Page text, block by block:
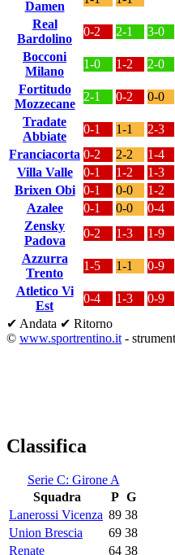
Damen
Real
Bardolino
0-2 2-1 3-0
Bocconi
Milano
1-0 1-2 2-0
Fortitudo
Mozzecane
2-1 0-2 0-0
Tradate
Abbiate
0-1 1-1 2-3
Franciacorta 0-2 2-2 1-4
Villa Valle
0-1 1-2 1-3
Brixen Obi
0-1 0-0 1-2
Azalee
0-1 0-0 0-4
Zensky
Padova
0-2 1-3 1-9
Azzurra
Trento
1-5 1-1 0-9
Atletico Vi
Est
0-4 1-3 0-9
✔ Andata ✔ Ritorno
© www.sportrentino.it -
Classifica
Serie C: Girone A
Squadra
P G
Lanerossi Vicenza 89 38
Union Brescia
69 38
Renate
64 38